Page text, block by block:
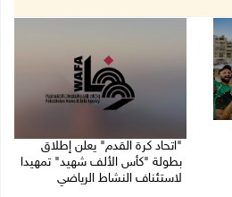
"اتحاد كرة القدم" يعلن إطلاق
بطولة "كأس الألف شهيد" تمهيدا
لاستئناف النشاط الرياضي